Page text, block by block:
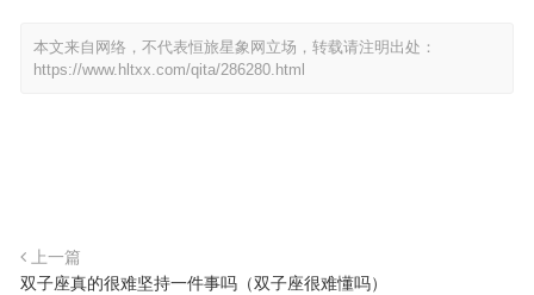
本文来自网络，不代表恒旅星象网立场，转载请注明出处：
https://www.hltxx.com/qita/286280.html
上一篇
双子座真的很难坚持一件事吗（双子座很难懂吗）